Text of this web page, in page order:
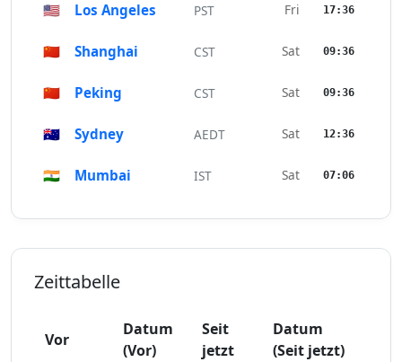
🇺🇸 Los Angeles PST Fri 17:36
🇨🇳 Shanghai CST Sat 09:36
🇨🇳 Peking CST Sat 09:36
🇦🇺 Sydney AEDT Sat 12:36
🇮🇳 Mumbai IST Sat 07:06
Zeittabelle
Vor
Datum
(Vor)
Seit
jetzt
Datum
(Seit jetzt)